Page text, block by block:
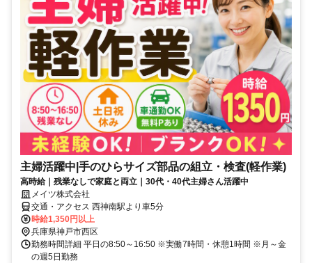
主婦活躍中|手のひらサイズ部品の組立・検査(軽作業)
高時給｜残業なしで家庭と両立｜30代・40代主婦さん活躍中
メイツ株式会社
交通・アクセス 西神南駅より車5分
時給1,350円以上
兵庫県神戸市西区
勤務時間詳細 平日の8:50～16:50 ※実働7時間・休憩1時間 ※月～金
の週5日勤務